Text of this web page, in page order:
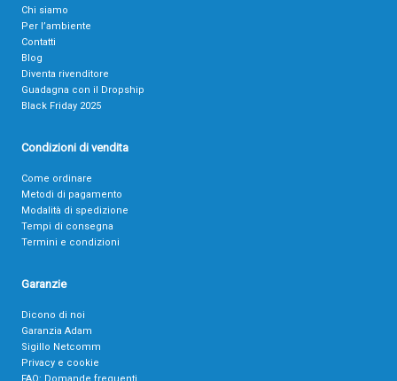
Chi siamo
Per l’ambiente
Contatti
Blog
Diventa rivenditore
Guadagna con il Dropship
Black Friday 2025
Condizioni di vendita
Come ordinare
Metodi di pagamento
Modalità di spedizione
Tempi di consegna
Termini e condizioni
Garanzie
Dicono di noi
Garanzia Adam
Sigillo Netcomm
Privacy e cookie